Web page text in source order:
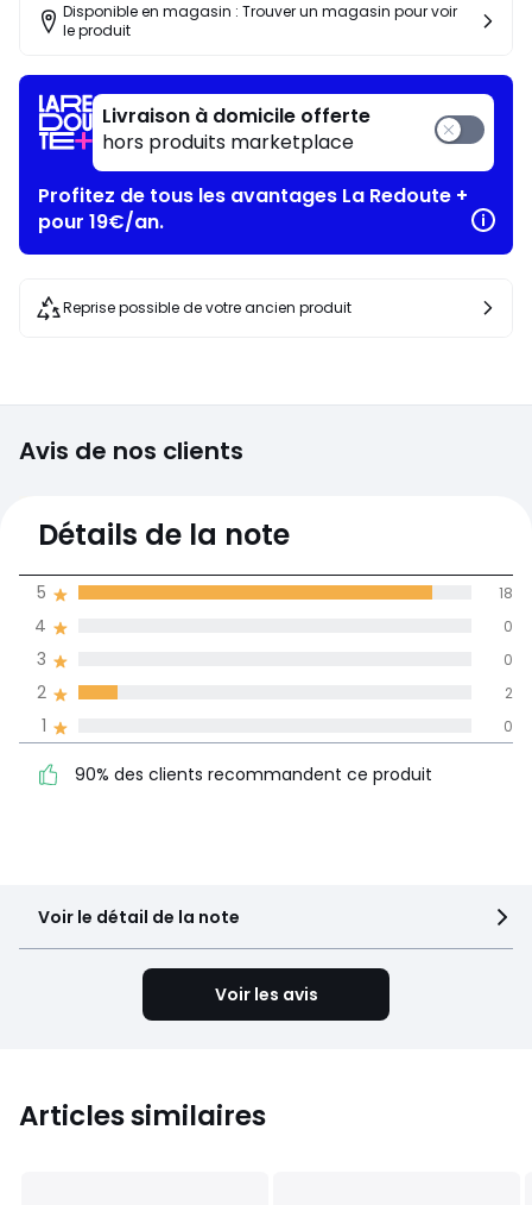
Disponible en magasin : Trouver un magasin pour voir
le produit
Livraison à domicile offerte
hors produits marketplace
Profitez de tous les avantages La Redoute +
pour 19€/an.
Reprise possible de votre ancien produit
Avis de nos clients
4,7
moyenne des avis
dans toutes les
4 0
5
Voir le détail de la note
Détails de la note
1 0
2 2
3 0
4 0
5 18
90% des clients recommandent ce produit
Voir les avis
Articles similaires